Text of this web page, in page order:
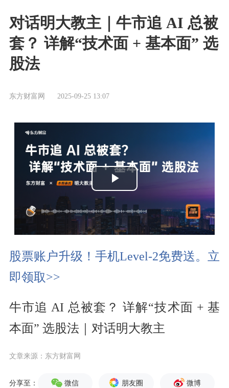
对话明大教主｜牛市追 AI 总被
套？ 详解“技术面 + 基本面” 选
股法
东方财富网 2025-09-25 13:07
播
放
视
频
股票账户升级！手机Level-2免费送。立
即领取>>
牛市追 AI 总被套？ 详解“技术面 + 基
本面” 选股法｜对话明大教主
文章来源：东方财富网
分享至： 微信 朋友圈 微博